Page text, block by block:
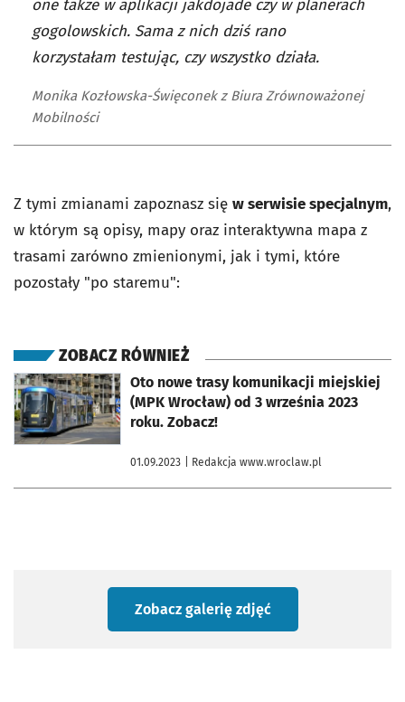
one także w aplikacji jakdojade czy w planerach
gogolowskich. Sama z nich dziś rano
korzystałam testując, czy wszystko działa.
Monika Kozłowska-Święconek z Biura Zrównoważonej
Mobilności
Z tymi zmianami zapoznasz się w serwisie specjalnym,
w którym są opisy, mapy oraz interaktywna mapa z
trasami zarówno zmienionymi, jak i tymi, które
pozostały "po staremu":
ZOBACZ RÓWNIEŻ
Oto nowe trasy komunikacji miejskiej
(MPK Wrocław) od 3 września 2023
roku. Zobacz!
01.09.2023 | Redakcja www.wroclaw.pl
otworzy się w nowej karcie
Zobacz galerię zdjęć